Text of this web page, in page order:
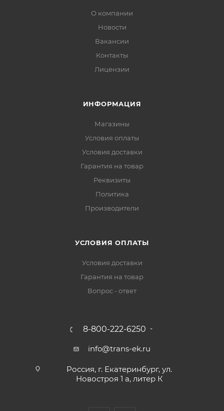
О компании
Новости
Вакансии
Контакты
Лицензии
ИНФОРМАЦИЯ
Магазины
Условия оплаты
Условия доставки
Гарантия на товар
Реквизиты
Политика
Производители
УСЛОВИЯ ОПЛАТЫ
Условия доставки
Гарантия на товар
Вопрос - ответ
8-800-222-6250
info@trans-ek.ru
Россия, г. Екатеринбург, ул.
Новостроя 1 а, литер К